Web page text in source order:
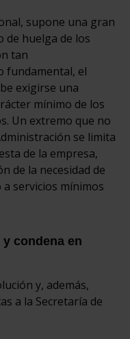
supone una gran
de huelga de los
tan
fundamental, el
exigirse una
mínimo de los
Un extremo que no
se limita
de la empresa,
de la necesidad de
servicios mínimos
condena en
y, además,
a la Secretaría de